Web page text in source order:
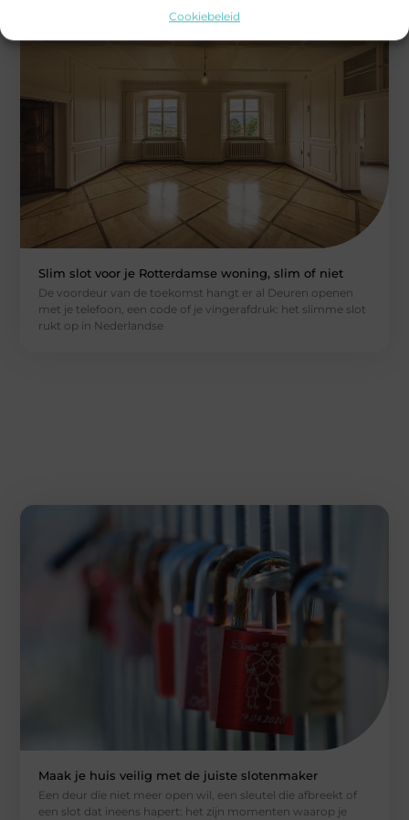
Cookiebeleid
Slim slot voor je Rotterdamse woning, slim of niet
De voordeur van de toekomst hangt er al Deuren openen
met je telefoon, een code of je vingerafdruk: het slimme slot
rukt op in Nederlandse
Maak je huis veilig met de juiste slotenmaker
Een deur die niet meer open wil, een sleutel die afbreekt of
een slot dat ineens hapert: het zijn momenten waarop je